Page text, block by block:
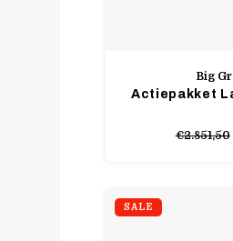
Big
Actiepakket
€2.851,50
SALE